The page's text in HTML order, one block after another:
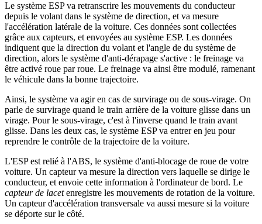
Le système ESP va retranscrire les mouvements du conducteur
depuis le volant dans le système de direction, et va mesure
l'accélération latérale de la voiture. Ces données sont collectées
grâce aux capteurs, et envoyées au système ESP. Les données
indiquent que la direction du volant et l'angle de du système de
direction, alors le système d'anti-dérapage s'active : le freinage va
être activé roue par roue. Le freinage va ainsi être modulé, ramenant
le véhicule dans la bonne trajectoire.
Ainsi, le système va agir en cas de survirage ou de sous-virage. On
parle de survirage quand le train arrière de la voiture glisse dans un
virage. Pour le sous-virage, c'est à l'inverse quand le train avant
glisse. Dans les deux cas, le système ESP va entrer en jeu pour
reprendre le contrôle de la trajectoire de la voiture.
L'ESP est relié à l'ABS, le système d'anti-blocage de roue de votre
voiture. Un capteur va mesure la direction vers laquelle se dirige le
conducteur, et envoie cette information à l'ordinateur de bord. Le
capteur de lacetenregistre les mouvements de rotation de la voiture.
Un capteur d'accélération transversale va aussi mesure si la voiture
se déporte sur le côté.